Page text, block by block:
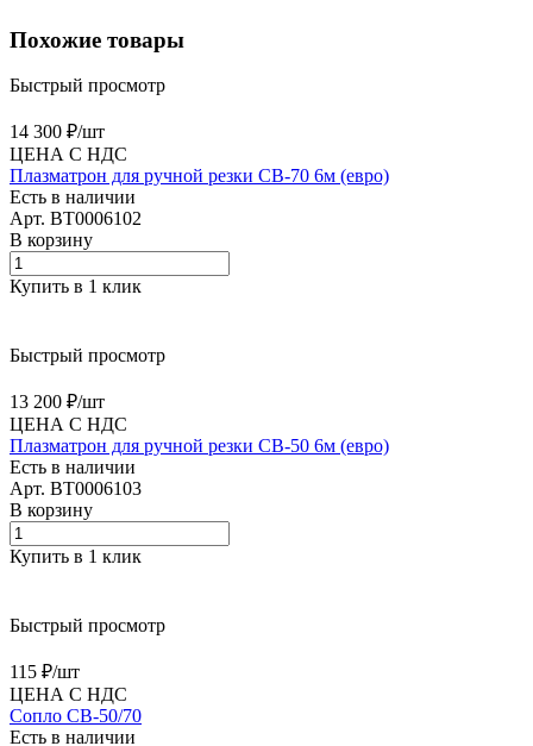
Похожие товары
Быстрый просмотр
14 300 ₽/шт
ЦЕНА С НДС
Плазматрон для ручной резки CB-70 6м (евро)
Есть в наличии
Арт. BT0006102
В корзину
Купить в 1 клик
Быстрый просмотр
13 200 ₽/шт
ЦЕНА С НДС
Плазматрон для ручной резки CB-50 6м (евро)
Есть в наличии
Арт. BT0006103
В корзину
Купить в 1 клик
Быстрый просмотр
115 ₽/шт
ЦЕНА С НДС
Сопло CB-50/70
Есть в наличии